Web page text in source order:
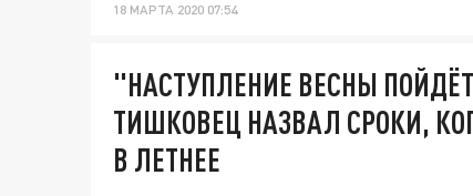
18 МАРТА 2020 07:54
"НАСТУПЛЕНИЕ ВЕСНЫ
ТИШКОВЕЦ НАЗВАЛ СРОКИ,
В ЛЕТНЕЕ